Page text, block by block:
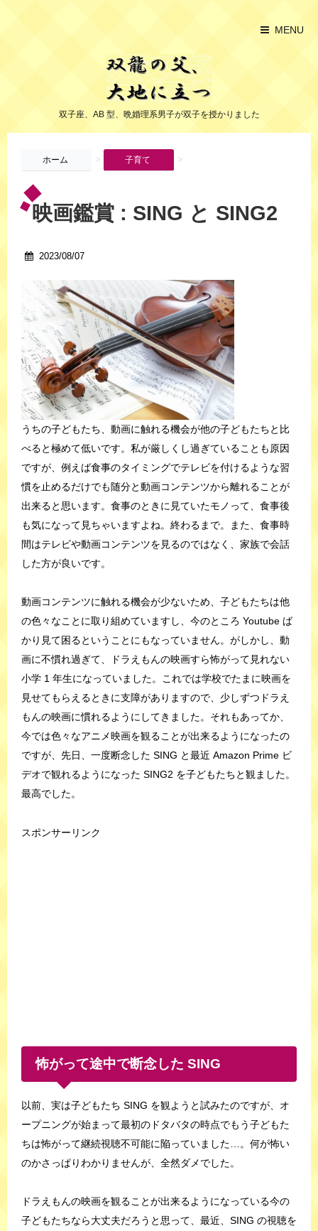
MENU
双子座、AB 型、晩婚理系男子が双子を授かりました
ホーム > 子育て >
映画鑑賞 : SING と SING2
2023/08/07
うちの子どもたち、動画に触れる機会が他の子どもたちと比
べると極めて低いです。私が厳しくし過ぎていることも原因
ですが、例えば食事のタイミングでテレビを付けるような習
慣を止めるだけでも随分と動画コンテンツから離れることが
出来ると思います。食事のときに見ていたモノって、食事後
も気になって見ちゃいますよね。終わるまで。また、食事時
間はテレビや動画コンテンツを見るのではなく、家族で会話
した方が良いです。
動画コンテンツに触れる機会が少ないため、子どもたちは他
の色々なことに取り組めていますし、今のところ Youtube ば
かり見て困るということにもなっていません。がしかし、動
画に不慣れ過ぎて、ドラえもんの映画すら怖がって見れない
小学 1 年生になっていました。これでは学校でたまに映画を
見せてもらえるときに支障がありますので、少しずつドラえ
もんの映画に慣れるようにしてきました。それもあってか、
今では色々なアニメ映画を観ることが出来るようになったの
ですが、先日、一度断念した SING と最近 Amazon Prime ビ
デオで観れるようになった SING2 を子どもたちと観ました。
最高でした。
スポンサーリンク
怖がって途中で断念した SING
以前、実は子どもたち SING を観ようと試みたのですが、オ
ープニングが始まって最初のドタバタの時点でもう子どもた
ちは怖がって継続視聴不可能に陥っていました…。何が怖い
のかさっぱりわかりませんが、全然ダメでした。
ドラえもんの映画を観ることが出来るようになっている今の
子どもたちなら大丈夫だろうと思って、最近、SING の視聴を